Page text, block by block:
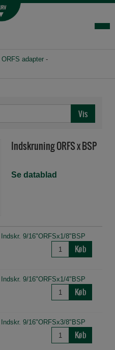
ORFS adapter -
Indskruning ORFS x BSP
Se datablad
Indskr. 9/16"ORFSx1/8"BSP
Køb
Indskr. 9/16"ORFSx1/4"BSP
Køb
Indskr. 9/16"ORFSx3/8"BSP
Køb